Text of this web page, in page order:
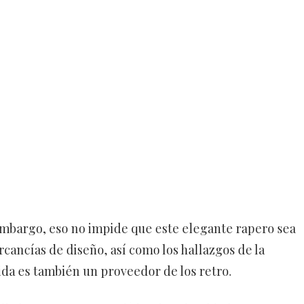
eso no impide que este elegante rapero sea
de diseño, así como los hallazgos de la
es también un proveedor de los retro.